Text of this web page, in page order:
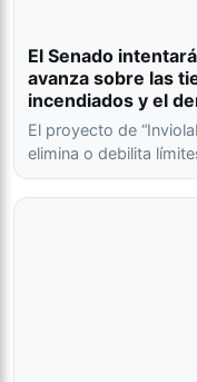
El Senado
avanza sobre las
incendiados y el
El proyecto de
elimina o debilita